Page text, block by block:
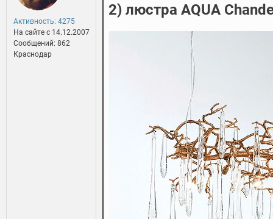
Активность: 4275
На сайте c 14.12.2007
Сообщений: 862
Краснодар
2) люстра AQUA